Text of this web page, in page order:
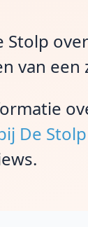
Stolp
van een
De Stolp